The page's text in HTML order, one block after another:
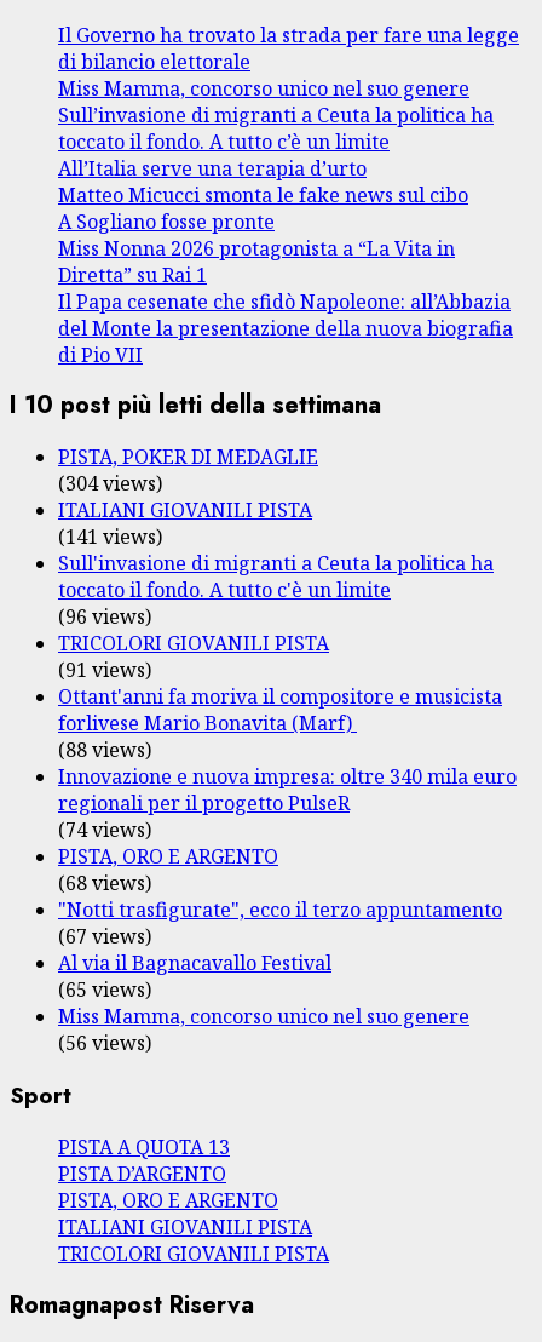
Il Governo ha trovato la strada per fare una legge
di bilancio elettorale
Miss Mamma, concorso unico nel suo genere
Sull’invasione di migranti a Ceuta la politica ha
toccato il fondo. A tutto c’è un limite
All’Italia serve una terapia d’urto
Matteo Micucci smonta le fake news sul cibo
A Sogliano fosse pronte
Miss Nonna 2026 protagonista a “La Vita in
Diretta” su Rai 1
Il Papa cesenate che sfidò Napoleone: all’Abbazia
del Monte la presentazione della nuova biografia
di Pio VII
I 10 post più letti della settimana
PISTA, POKER DI MEDAGLIE
(304 views)
ITALIANI GIOVANILI PISTA
(141 views)
Sull'invasione di migranti a Ceuta la politica ha
toccato il fondo. A tutto c'è un limite
(96 views)
TRICOLORI GIOVANILI PISTA
(91 views)
Ottant'anni fa moriva il compositore e musicista
forlivese Mario Bonavita (Marf)
(88 views)
Innovazione e nuova impresa: oltre 340 mila euro
regionali per il progetto PulseR
(74 views)
PISTA, ORO E ARGENTO
(68 views)
"Notti trasfigurate", ecco il terzo appuntamento
(67 views)
Al via il Bagnacavallo Festival
(65 views)
Miss Mamma, concorso unico nel suo genere
(56 views)
Sport
PISTA A QUOTA 13
PISTA D’ARGENTO
PISTA, ORO E ARGENTO
ITALIANI GIOVANILI PISTA
TRICOLORI GIOVANILI PISTA
Romagnapost Riserva